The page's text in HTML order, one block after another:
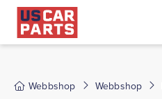
Webbshop Webbshop